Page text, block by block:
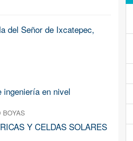
del Señor de Ixcatepec,
ingeniería en nivel
BOYAS
Y CELDAS SOLARES